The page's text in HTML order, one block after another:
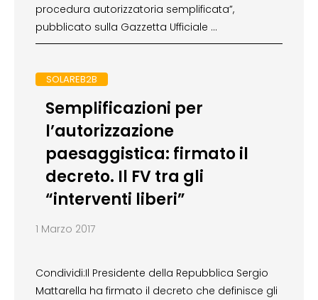
procedura autorizzatoria semplificata”,
pubblicato sulla Gazzetta Ufficiale …
SOLAREB2B
Semplificazioni per
l’autorizzazione
paesaggistica: firmato il
decreto. Il FV tra gli
“interventi liberi”
1 Marzo 2017
Condividi:Il Presidente della Repubblica Sergio
Mattarella ha firmato il decreto che definisce gli